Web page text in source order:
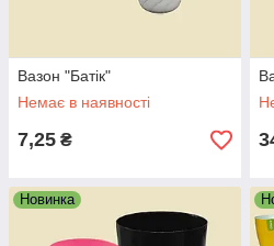
Вазон "Батік"
Немає в наявності
7,25 ₴
Новинка